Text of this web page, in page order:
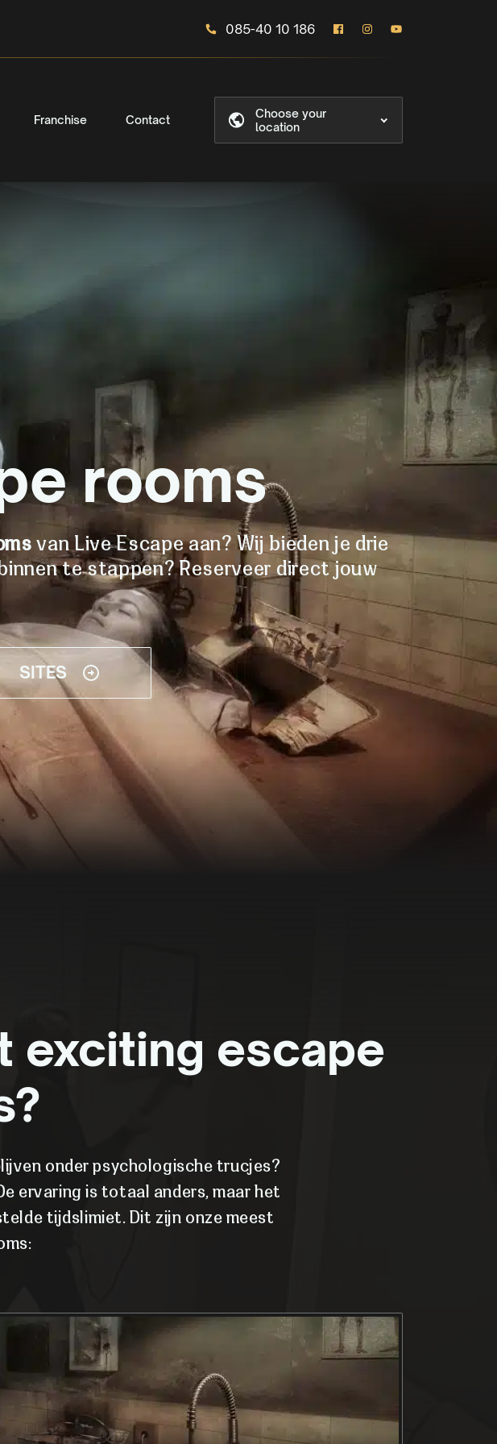
085-40 10 186
Franchise Contact
Choose your
location
rooms
van Live Escape aan? Wij bieden je drie
te stappen? Reserveer direct jouw
SITES
exciting escape
onder psychologische trucjes?
ervaring is totaal anders, maar het
tijdslimiet. Dit zijn onze meest